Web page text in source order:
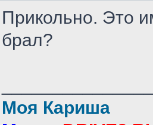
Прикольно. Это
брал?
Моя Кариша